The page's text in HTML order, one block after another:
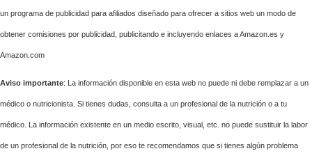
un programa de publicidad para afiliados diseñado para ofrecer a sitios web un modo de
obtener comisiones por publicidad, publicitando e incluyendo enlaces a Amazon.es y
Amazon.com
Aviso importante: La información disponible en esta web no puede ni debe remplazar a un
médico o nutricionista. Si tienes dudas, consulta a un profesional de la nutrición o a tu
médico. La información existente en un medio escrito, visual, etc. no puede sustituir la labor
de un profesional de la nutrición, por eso te recomendamos que si tienes algún problema